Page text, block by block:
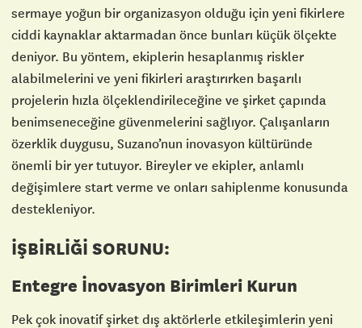
sermaye yoğun bir organizasyon olduğu için yeni fikirlere
ciddi kaynaklar aktarmadan önce bunları küçük ölçekte
deniyor. Bu yöntem, ekiplerin hesaplanmış riskler
alabilmelerini ve yeni fikirleri araştırırken başarılı
projelerin hızla ölçeklendirileceğine ve şirket çapında
benimseneceğine güvenmelerini sağlıyor. Çalışanların
özerklik duygusu, Suzano’nun inovasyon kültüründe
önemli bir yer tutuyor. Bireyler ve ekipler, anlamlı
değişimlere start verme ve onları sahiplenme konusunda
destekleniyor.
İŞBİRLİĞİ SORUNU:
Entegre İnovasyon Birimleri Kurun
Pek çok inovatif şirket dış aktörlerle etkileşimlerin yeni